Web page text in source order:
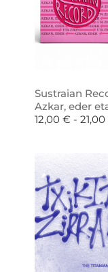
Sustraian
Azkar, eder
12,00 € - 21,00